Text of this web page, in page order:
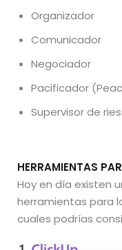
Organizador
Comunicador
Negociador
Pacificador
Supervisor de
HERRAMIENTAS
Hoy en día existen
herramientas para
cuales podrías